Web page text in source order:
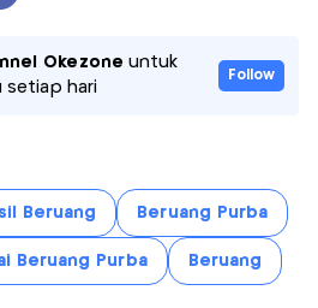
Okezone untuk
hari
Follow
Beruang Beruang Purba
Beruang Purba Beruang